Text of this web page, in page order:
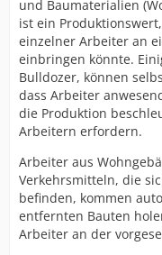
und Baumaterialien
ist ein
einzelner Arbeiter an
einbringen könnte.
Bulldozer, können
dass Arbeiter
die Produktion
Arbeitern erfordern.
Arbeiter aus
Verkehrsmitteln, die
befinden, kommen
entfernten Bauten
Arbeiter an der